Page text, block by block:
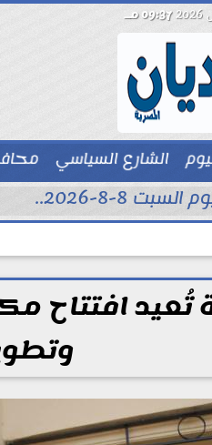
09:37 مـ
الشارع السياسي
بيزنس
8-8-2026..
تُعيد افتتاح